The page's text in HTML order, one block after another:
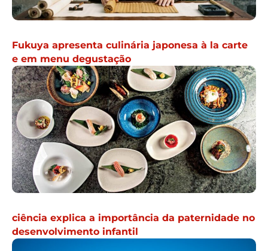
Fukuya apresenta culinária japonesa à la carte
e em menu degustação
ciência explica a importância da paternidade no
desenvolvimento infantil